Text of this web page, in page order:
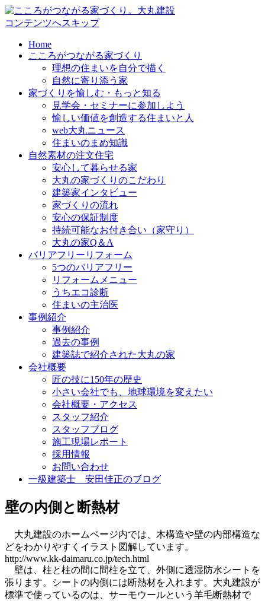
コンテンツへスキップ
Home
こころがつながる家づくり
理想の住まいを自分で描く
自然に寄り添う家
家づくりを愉しむ・もっと知る
見学会・セミナーに参加しよう
愉しい価値を創造する住まいと人
web大丸ニュース
住まいのまめ知識
自然素材の注文住宅
安心して暮らせる家
大丸の家づくりのこだわり
建築家インタビュー
家づくりの流れ
安心の保証制度
持続可能なお付き合い（家守り）
大丸の家Q＆A
バリアフリーリフォーム
5つのバリアフリー
リフォームメニュー
うちエコ診断
住まいの主治医
事例紹介
事例紹介
過去の事例
建築誌で紹介された大丸の家
会社概要
匠の技に150年の歴史
小さい会社でも、地球環境を変えたい
会社概要・アクセス
スタッフ紹介
スタッフブログ
施工現場レポート
採用情報
お問い合わせ
一級建築士 安田佳正のブログ
壁の内側と断熱材
大丸建設のホームページ内では、木構造や壁の内部構造な
どをわかりやすくイラスト図解しています。
http://www.kk-daimaru.co.jp/tech.html
壁は、柱と柱の間に間柱を立て、外側に透湿防水シートを
張ります。シートの内側には断熱材を入れます。大丸建設が
標準で使っているのは、サーモウールという羊毛断熱材で